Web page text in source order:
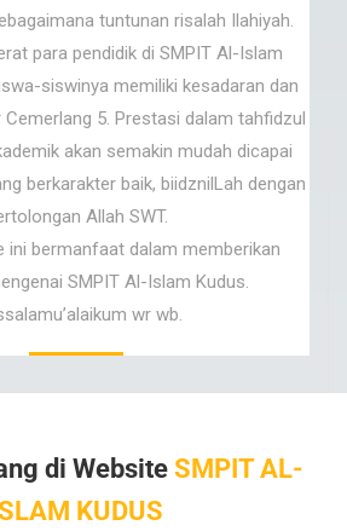
tuntunan risalah Ilahiyah.
para pendidik di SMPIT Al-Islam
siswinya memiliki kesadaran dan
5. Prestasi dalam tahfidzul
akan semakin mudah dicapai
berkarakter baik, biidznilLah dengan
Allah SWT.
ini bermanfaat dalam memberikan
SMPIT Al-Islam Kudus.
wr wb.
di Website SMPIT AL-
KUDUS